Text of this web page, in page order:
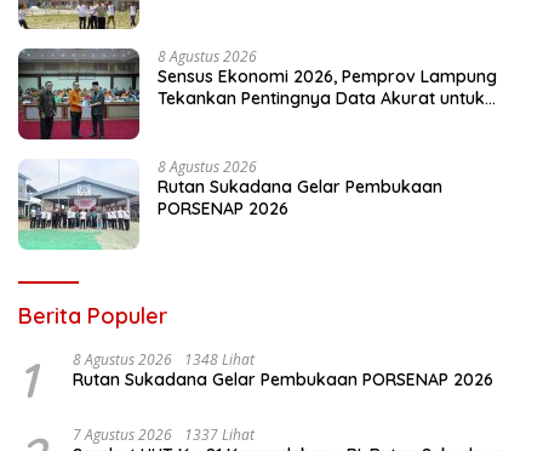
8 Agustus 2026
Sensus Ekonomi 2026, Pemprov Lampung
Tekankan Pentingnya Data Akurat untuk
8 Agustus 2026
Rutan Sukadana Gelar Pembukaan
PORSENAP 2026
Berita Populer
1 8 Agustus 2026 1348 Lihat
Rutan Sukadana Gelar Pembukaan PORSENAP 2026
7 Agustus 2026 1337 Lihat